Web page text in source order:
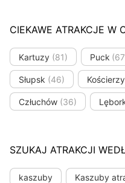
CIEKAWE ATRAKCJE W
Kartuzy (81) Puck
Słupsk (46)
Człuchów (36)
SZUKAJ ATRAKCJI
kaszuby Kaszuby